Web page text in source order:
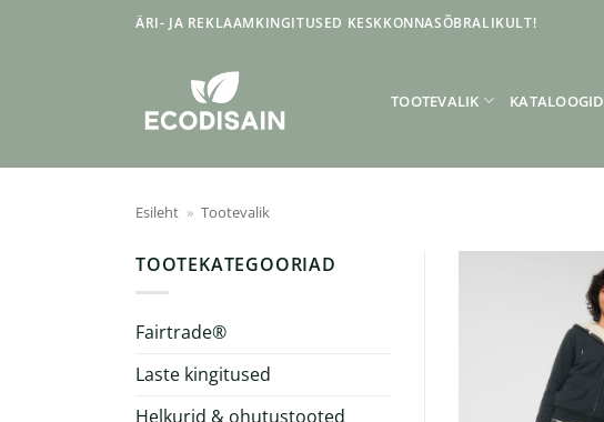
ÄRI- JA REKLAAMKINGITUSED KESKKONNASÕBRALIKULT!
TOOTEVALIK KATALOOGID
Esileht » Tootevalik
TOOTEKATEGOORIAD
Fairtrade®
Laste kingitused
Helkurid & ohutustooted